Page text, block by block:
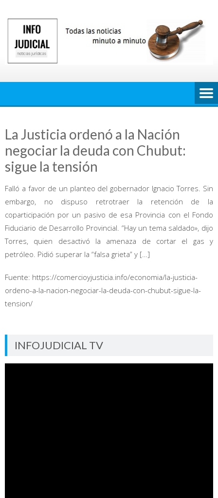
contenido
La Justicia ordenó a la Nación
negociar la deuda con Chubut:
sigue la tensión
Falló a favor de un planteo del gobernador Ignacio Torres. Sin
embargo, no dispuso retrotraer la retención de la
coparticipación por un pasivo de esa Provincia con el Fondo
Fiduciario de Desarrollo Provincial. “Hay un tema saldado», dijo
Torres, quien desactivó la amenaza de cortar el gas y
petróleo. Pidió superar la “falsa grieta” y […]
Fuente: https://comercioyjusticia.info/economia/la-justicia-
ordeno-a-la-nacion-negociar-la-deuda-con-chubut-sigue-la-
tension/
INFOJUDICIAL TV